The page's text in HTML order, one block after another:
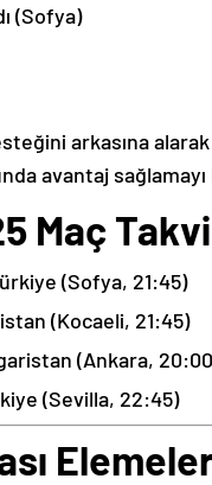
(Sofya)
arkasına
avantaj
Maç
(Sofya, 21:45)
(Kocaeli, 21:45)
(Ankara,
(Sevilla, 22:45)